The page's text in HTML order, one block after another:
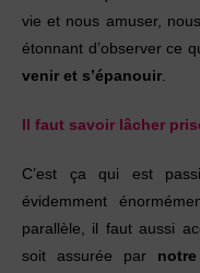
vie et nous amuser,
étonnant d’observer ce
venir et s’épanouir.
Il faut savoir lâcher
C’est ça qui est
évidemment
parallèle, il faut aussi
soit assurée par